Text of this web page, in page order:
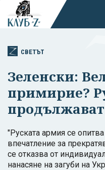
СВЕТЪТ
Зеленски:
примирие?
"Руската армия се
впечатление за
се отказва от
нанасяне на загуби на